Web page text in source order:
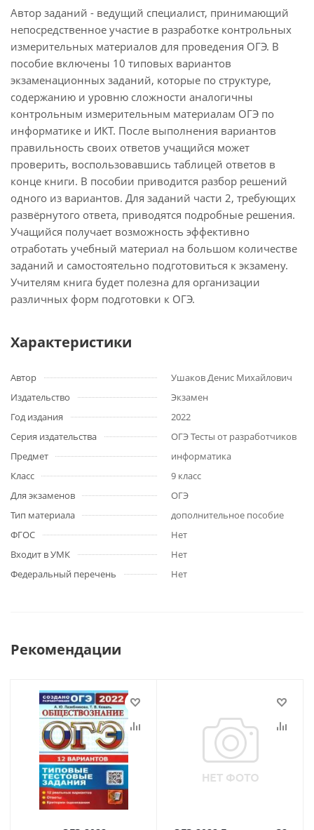
Автор заданий - ведущий специалист, принимающий
непосредственное участие в разработке контрольных
измерительных материалов для проведения ОГЭ. В
пособие включены 10 типовых вариантов
экзаменационных заданий, которые по структуре,
содержанию и уровню сложности аналогичны
контрольным измерительным материалам ОГЭ по
информатике и ИКТ. После выполнения вариантов
правильность своих ответов учащийся может
проверить, воспользовавшись таблицей ответов в
конце книги. В пособии приводится разбор решений
одного из вариантов. Для заданий части 2, требующих
развёрнутого ответа, приводятся подробные решения.
Учащийся получает возможность эффективно
отработать учебный материал на большом количестве
заданий и самостоятельно подготовиться к экзамену.
Учителям книга будет полезна для организации
различных форм подготовки к ОГЭ.
Характеристики
Автор
Ушаков Денис Михайлович
Издательство
Экзамен
Год издания
2022
Серия издательства
ОГЭ Тесты от разработчиков
Предмет
информатика
Класс
9 класс
Для экзаменов
ОГЭ
Тип материала
дополнительное пособие
ФГОС
Нет
Входит в УМК
Нет
Федеральный перечень
Нет
Рекомендации